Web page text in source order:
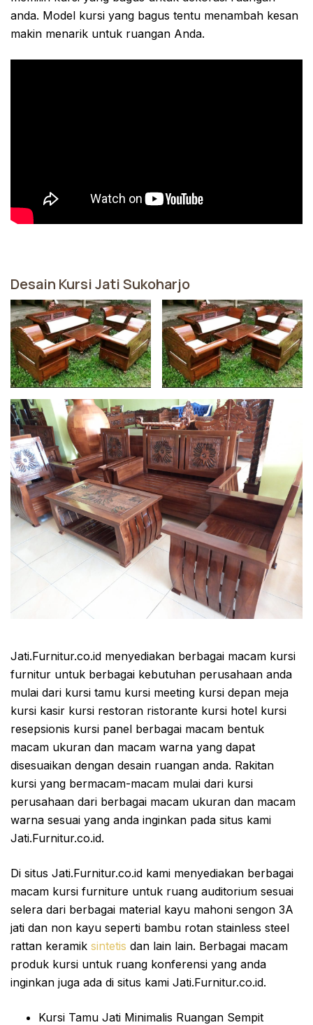
anda. Model kursi yang bagus tentu menambah kesan
makin menarik untuk ruangan Anda.
Desain Kursi Jati Sukoharjo
Jati.Furnitur.co.id menyediakan berbagai macam kursi
furnitur untuk berbagai kebutuhan perusahaan anda
mulai dari kursi tamu kursi meeting kursi depan meja
kursi kasir kursi restoran ristorante kursi hotel kursi
resepsionis kursi panel berbagai macam bentuk
macam ukuran dan macam warna yang dapat
disesuaikan dengan desain ruangan anda. Rakitan
kursi yang bermacam-macam mulai dari kursi
perusahaan dari berbagai macam ukuran dan macam
warna sesuai yang anda inginkan pada situs kami
Jati.Furnitur.co.id.
Di situs Jati.Furnitur.co.id kami menyediakan berbagai
macam kursi furniture untuk ruang auditorium sesuai
selera dari berbagai material kayu mahoni sengon 3A
jati dan non kayu seperti bambu rotan stainless steel
rattan keramik sintetis dan lain lain. Berbagai macam
produk kursi untuk ruang konferensi yang anda
inginkan juga ada di situs kami Jati.Furnitur.co.id.
Kursi Tamu Jati Minimalis Ruangan Sempit